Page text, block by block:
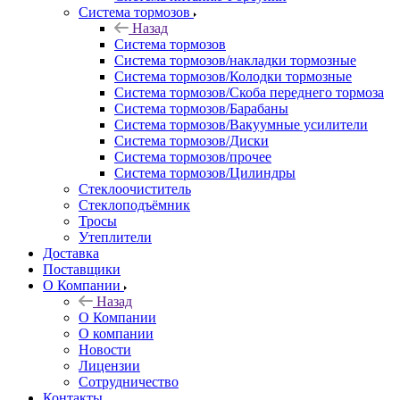
Система тормозов
Назад
Система тормозов
Система тормозов/накладки тормозные
Система тормозов/Колодки тормозные
Система тормозов/Скоба переднего тормоза
Система тормозов/Барабаны
Система тормозов/Вакуумные усилители
Система тормозов/Диски
Система тормозов/прочее
Система тормозов/Цилиндры
Стеклоочиститель
Стеклоподъёмник
Тросы
Утеплители
Доставка
Поставщики
О Компании
Назад
О Компании
О компании
Новости
Лицензии
Сотрудничество